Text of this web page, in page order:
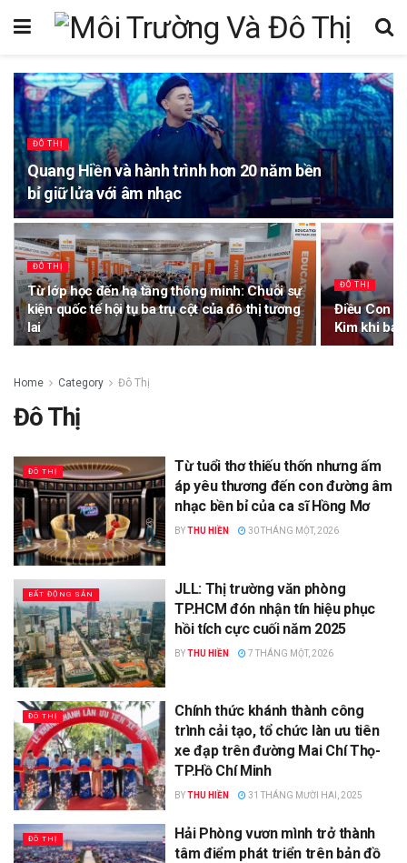
ĐÔ THỊ
Quang Hiền và hành trình hơn 20 năm bền
bỉ giữ lửa với âm nhạc
ĐÔ THỊ
Từ lớp học đến hạ tầng thông minh: Chuỗi sự
kiện quốc tế hội tụ ba trụ cột của đô thị tương
lai
ĐÔ THỊ
Điều Con
Kim khi ba
Home Category Đô Thị
Đô Thị
ĐÔ THỊ
Từ tuổi thơ thiếu thốn nhưng ấm
áp yêu thương đến con đường âm
nhạc bền bỉ của ca sĩ Hồng Mơ
BYTHU HIỀN 30 THÁNG MỘT, 2026
BẤT ĐỘNG SẢN
JLL: Thị trường văn phòng
TP.HCM đón nhận tín hiệu phục
hồi tích cực cuối năm 2025
BYTHU HIỀN 7 THÁNG MỘT, 2026
ĐÔ THỊ
Chính thức khánh thành công
trình cải tạo, tổ chức làn ưu tiên
xe đạp trên đường Mai Chí Thọ-
TP.Hồ Chí Minh
BYTHU HIỀN 31 THÁNG MƯỜI HAI, 2025
ĐÔ THỊ
Hải Phòng vươn mình trở thành
tâm điểm phát triển trên bản đồ